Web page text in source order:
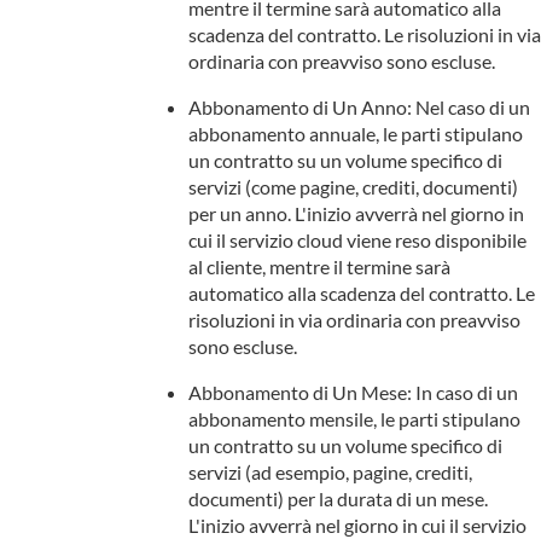
mentre il termine sarà automatico alla
scadenza del contratto. Le risoluzioni in via
ordinaria con preavviso sono escluse.
Abbonamento di Un Anno: Nel caso di un
abbonamento annuale, le parti stipulano
un contratto su un volume specifico di
servizi (come pagine, crediti, documenti)
per un anno. L'inizio avverrà nel giorno in
cui il servizio cloud viene reso disponibile
al cliente, mentre il termine sarà
automatico alla scadenza del contratto. Le
risoluzioni in via ordinaria con preavviso
sono escluse.
Abbonamento di Un Mese: In caso di un
abbonamento mensile, le parti stipulano
un contratto su un volume specifico di
servizi (ad esempio, pagine, crediti,
documenti) per la durata di un mese.
L'inizio avverrà nel giorno in cui il servizio